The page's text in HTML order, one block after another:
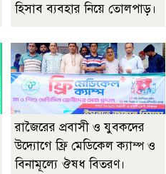
হিসাব ব্যবহার নিয়ে তোলপাড়।
রাজৈরের‌ প্রবাসী ও যুবকদের
উদ্যোগে ফ্রি মেডিকেল ক্যাম্প ও
বিনামূল্যে ঔষধ বিতরণ।